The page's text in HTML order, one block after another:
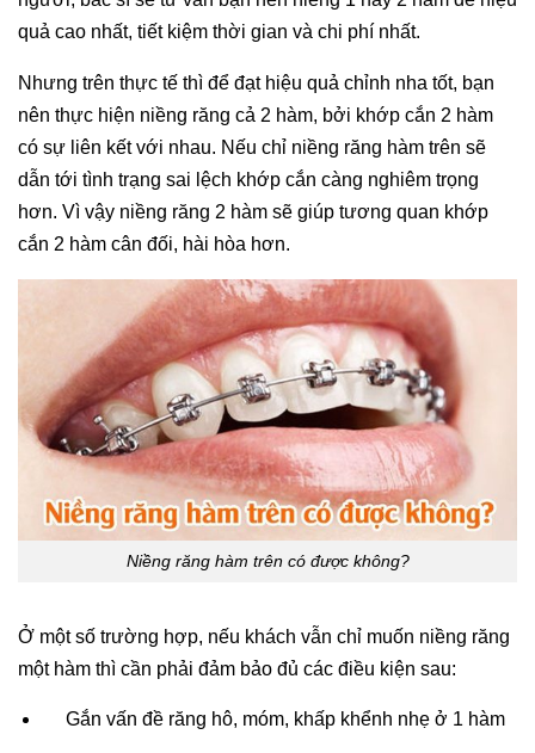
quả cao nhất, tiết kiệm thời gian và chi phí nhất.
Nhưng trên thực tế thì để đạt hiệu quả chỉnh nha tốt, bạn
nên thực hiện niềng răng cả 2 hàm, bởi khớp cắn 2 hàm
có sự liên kết với nhau. Nếu chỉ niềng răng hàm trên sẽ
dẫn tới tình trạng sai lệch khớp cắn càng nghiêm trọng
hơn. Vì vậy niềng răng 2 hàm sẽ giúp tương quan khớp
cắn 2 hàm cân đối, hài hòa hơn.
Niềng răng hàm trên có được không?
Ở một số trường hợp, nếu khách vẫn chỉ muốn niềng răng
một hàm thì cần phải đảm bảo đủ các điều kiện sau:
Gắn vấn đề răng hô, móm, khấp khểnh nhẹ ở 1 hàm